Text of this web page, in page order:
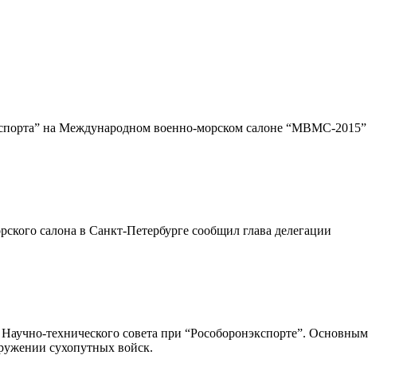
на Международном военно-морском салоне “МВМС-2015”
салона в Санкт-Петербурге сообщил глава делегации
технического совета при “Рособоронэкспорте”. Основным
сухопутных войск.